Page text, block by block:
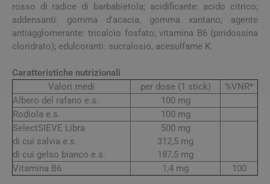
rosso di radice di barbabietola; acidificante: acido citrico;
addensanti: gomma d'acacia, gomma xantano; agente
antiagglomerante: tricalcio fosfato; vitamina B6 (piridossina
cloridrato); edulcoranti: sucralosio, acesulfame K.
Caratteristiche nutrizionali
Valori medi
per dose (1 stick)
%VNR*
Albero del rafano e.s.
100 mg
Rodiola e.s.
100 mg
SelectSIEVE Libra
di cui salvia e.s.
di cui gelso bianco e.s.
500 mg
312,5 mg
187,5 mg
Vitamina B6
1,4 mg 100